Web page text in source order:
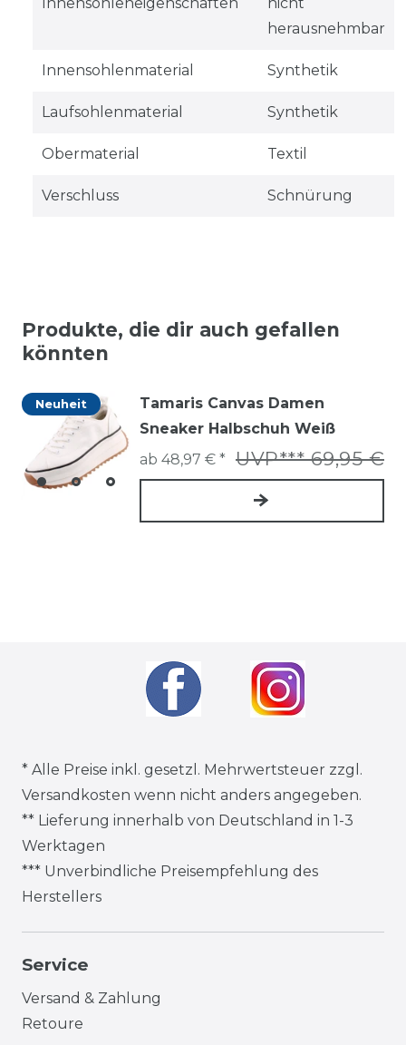
herausnehmbar
Innensohlenmaterial Synthetik
Laufsohlenmaterial Synthetik
Obermaterial Textil
Verschluss Schnürung
Produkte, die dir auch gefallen
könnten
Neuheit
Tamaris Canvas Damen
Sneaker Halbschuh Weiß
UVP*** 69,95 €
ab 48,97 € *
* Alle Preise inkl. gesetzl. Mehrwertsteuer zzgl.
Versandkosten wenn nicht anders angegeben.
** Lieferung innerhalb von Deutschland in 1-3
Werktagen
*** Unverbindliche Preisempfehlung des
Herstellers
Service
Versand & Zahlung
Retoure